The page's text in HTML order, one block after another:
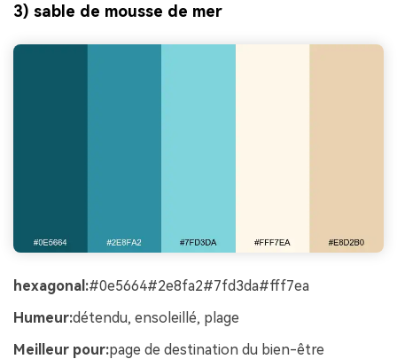
3) sable de mousse de mer
hexagonal:#0e5664#2e8fa2#7fd3da#fff7ea
Humeur:détendu, ensoleillé, plage
Meilleur pour:page de destination du bien-être